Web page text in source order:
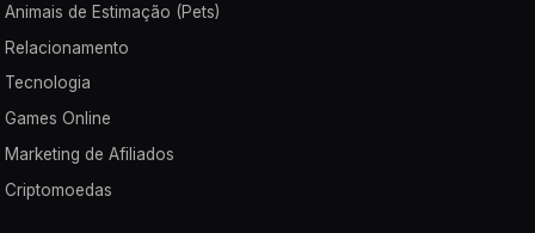
Animais de Estimação (Pets)
Relacionamento
Tecnologia
Games Online
Marketing de Afiliados
Criptomoedas